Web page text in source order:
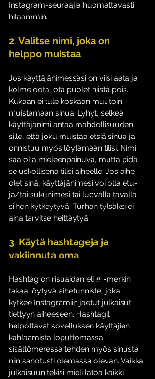
Instagram-seuraajia huomattavasti
hitaammin.
2. Valitse nimi, joka on
helppo muistaa
Jos käyttäjänimessäsi on viisi aata ja
kolme oota, ota puolet niistä pois.
Kukaan ei tule koskaan muutoin
muistamaan sinua. Lyhyt, selkeä
käyttäjänimi antaa mahdollisuuden
sille, että joku muistaa etsiä sinua ja
onnistuu myös löytämään tilisi. Nimi
saa olla mieleenpainuva, mutta pidä
se uskollisena tilisi aiheelle. Jos aihe
olet sinä, käyttäjänimesi voi olla etu-
ja/tai sukunimesi tai luovalla tavalla
siihen kytkeytyvä. Turhan tylsäksi ei
aina tarvitse heittäytyä.
3. Käytä hashtageja ja
vakiinnuta oma
Hashtag on risuaidan eli # -merkin
takaa löytyvä aihetunniste, joka
kytkee Instagramiin jaetut julkaisut
tiettyyn aiheeseen. Hashtagit
helpottavat sovelluksen käyttäjien
kahlaamista loputtomassa
sisältömeressä tehden myös sinusta
niin sanotusti olemassa olevan. Vaikka
julkaisuun tekisi mieli latoa kaikki